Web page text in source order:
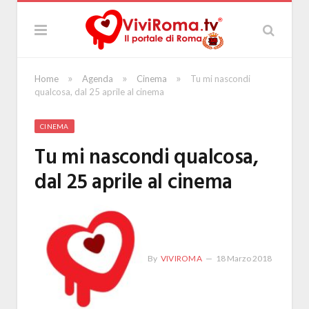
Home » Agenda » Cinema »
Tu mi nascondi
qualcosa, dal 25 aprile al cinema
CINEMA
Tu mi nascondi qualcosa,
dal 25 aprile al cinema
By VIVIROMA 18 Marzo 2018